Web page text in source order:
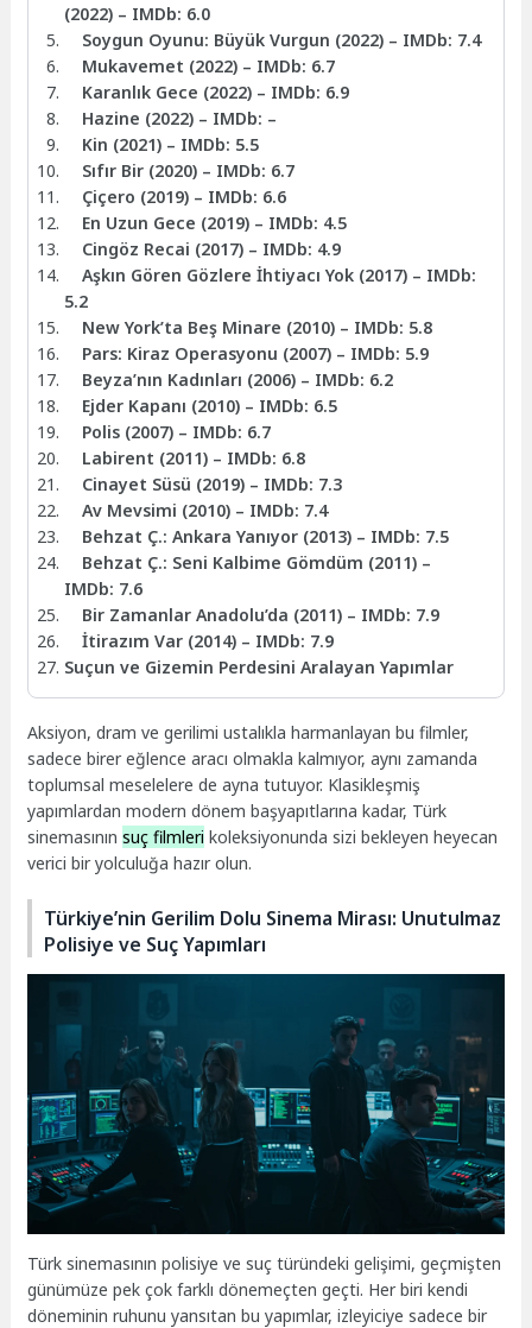
(2022) – IMDb: 6.0
Soygun Oyunu: Büyük Vurgun (2022) – IMDb: 7.4
Mukavemet (2022) – IMDb: 6.7
Karanlık Gece (2022) – IMDb: 6.9
Hazine (2022) – IMDb: –
Kin (2021) – IMDb: 5.5
Sıfır Bir (2020) – IMDb: 6.7
Çiçero (2019) – IMDb: 6.6
En Uzun Gece (2019) – IMDb: 4.5
Cingöz Recai (2017) – IMDb: 4.9
Aşkın Gören Gözlere İhtiyacı Yok (2017) – IMDb:
5.2
New York’ta Beş Minare (2010) – IMDb: 5.8
Pars: Kiraz Operasyonu (2007) – IMDb: 5.9
Beyza’nın Kadınları (2006) – IMDb: 6.2
Ejder Kapanı (2010) – IMDb: 6.5
Polis (2007) – IMDb: 6.7
Labirent (2011) – IMDb: 6.8
Cinayet Süsü (2019) – IMDb: 7.3
Av Mevsimi (2010) – IMDb: 7.4
Behzat Ç.: Ankara Yanıyor (2013) – IMDb: 7.5
Behzat Ç.: Seni Kalbime Gömdüm (2011) –
IMDb: 7.6
Bir Zamanlar Anadolu’da (2011) – IMDb: 7.9
İtirazım Var (2014) – IMDb: 7.9
Suçun ve Gizemin Perdesini Aralayan Yapımlar
Aksiyon, dram ve gerilimi ustalıkla harmanlayan bu filmler,
sadece birer eğlence aracı olmakla kalmıyor, aynı zamanda
toplumsal meselelere de ayna tutuyor. Klasikleşmiş
yapımlardan modern dönem başyapıtlarına kadar, Türk
sinemasınınsuç filmleri koleksiyonunda sizi bekleyen heyecan
verici bir yolculuğa hazır olun.
Türkiye’nin Gerilim Dolu Sinema Mirası: Unutulmaz
Polisiye ve Suç Yapımları
Türk sinemasının polisiye ve suç türündeki gelişimi, geçmişten
günümüze pek çok farklı dönemeçten geçti. Her biri kendi
döneminin ruhunu yansıtan bu yapımlar, izleyiciye sadece bir